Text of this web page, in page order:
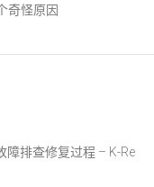
奇怪原因
障排查修复过程 – K-Re